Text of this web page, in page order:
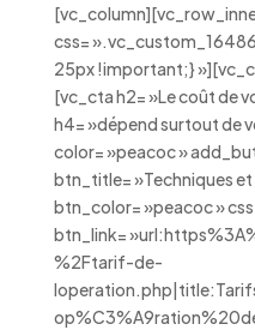
css=
25px !important;}
[vc_cta h2= »Le coût de
h4= »dépend surtout de
color= »peacoc »
btn_title= »Techniques
btn_color= »peacoc »
btn_link=
%2Ftarif-de-